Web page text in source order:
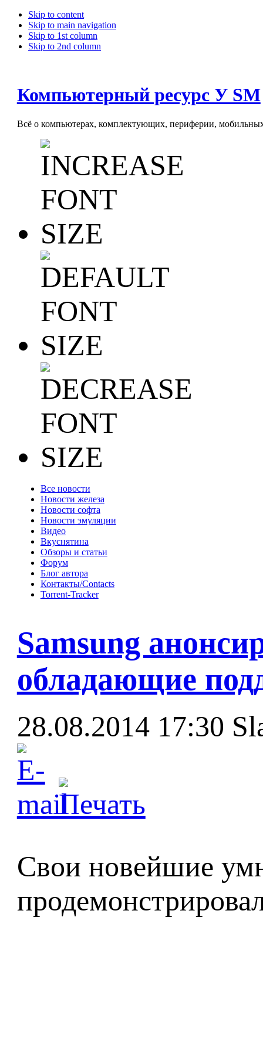
Skip to content
Skip to main navigation
Skip to 1st column
Skip to 2nd column
Компьютерный ресурс У SM
Всё о компьютерах, комплектующих, периферии, мобильных
Все новости
Новости железа
Новости софта
Новости эмуляции
Видео
Вкуснятина
Обзоры и статьи
Форум
Блог автора
Контакты/Contacts
Torrent-Tracker
Samsung
обладающие
28.08.2014 17:30
Свои новейшие